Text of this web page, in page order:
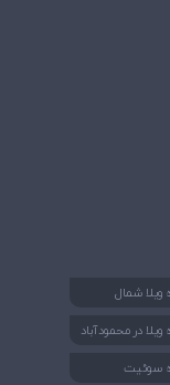
ویلا شمال
ویلا در محمودآباد
سوئیت